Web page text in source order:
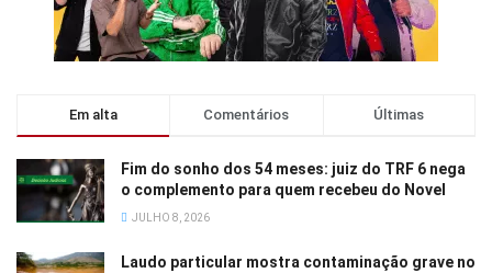
Em alta Comentários Últimas
Fim do sonho dos 54 meses: juiz do TRF 6 nega
o complemento para quem recebeu do Novel
JULHO 8, 2026
Laudo particular mostra contaminação grave no